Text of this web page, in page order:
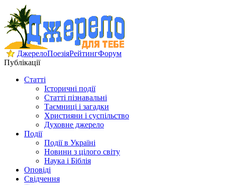
ДжерелоПоезіяРейтингФорум
Публікації
Статті
Історичні події
Статті пізнавальні
Таємниці і загадки
Християни і суспільство
Духовне джерело
Події
Події в Україні
Новини з цілого світу
Наука і Біблія
Оповіді
Свідчення